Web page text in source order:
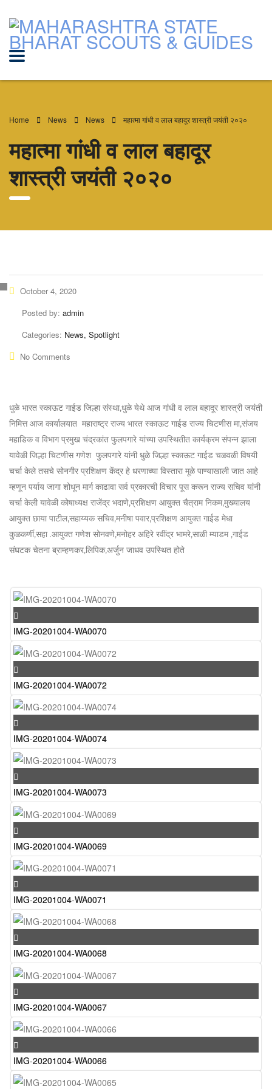
Home News News महात्मा गांधी व लाल बहादूर शास्त्री जयंती २०२०
महात्मा गांधी व लाल बहादूर
शास्त्री जयंती २०२०
October 4, 2020
Posted by: admin
Categories: News, Spotlight
No Comments
धुळे भारत स्काऊट गाईड जिल्हा संस्था,धुळे येथे आज गांधी व लाल बहादूर शास्त्री जयंती
निमित्त आज कार्यालयात महाराष्ट्र राज्य भारत स्काऊट गाईड राज्य चिटणीस मा,संजय
महाडिक व विभाग प्रमुख चंद्रकांत फुलपगारे यांच्या उपस्थितीत कार्यक्रम संपन्न झाला
यावेळी जिल्हा चिटणीस गणेश फुलपगारे यांनी धुळे जिल्हा स्काऊट गाईड चळवळी विषयी
चर्चा केले तसचे सोनगीर प्रशिक्षण केंद्र हे धरणाच्या विस्तारा मूळे पाण्याखाली जात आहे
म्हणून पर्याय जागा शोधून मार्ग काढावा सर्व प्रकारची विचार पूस करून राज्य सचिव यांनी
चर्चा केली यावेळी कोषाध्यक्ष राजेंद्र भदाणे,प्रशिक्षण आयुक्त चैत्राम निकम,मुख्यालय
आयुक्त छाया पाटील,सहाय्यक सचिव,मनीषा पवार,प्रशिक्षण आयुक्त गाईड मेधा
कुळकर्णी,सहा .आयुक्त गणेश सोनवणे,मनोहर अहिरे रवींद्र भामरे,साळी म्याडम ,गाईड
संघटक चेतना ब्राम्हणकर,लिपिक,अर्जुन जाधव उपस्थित होते
IMG-20201004-WA0070
IMG-20201004-WA0072
IMG-20201004-WA0074
IMG-20201004-WA0073
IMG-20201004-WA0069
IMG-20201004-WA0071
IMG-20201004-WA0068
IMG-20201004-WA0067
IMG-20201004-WA0066